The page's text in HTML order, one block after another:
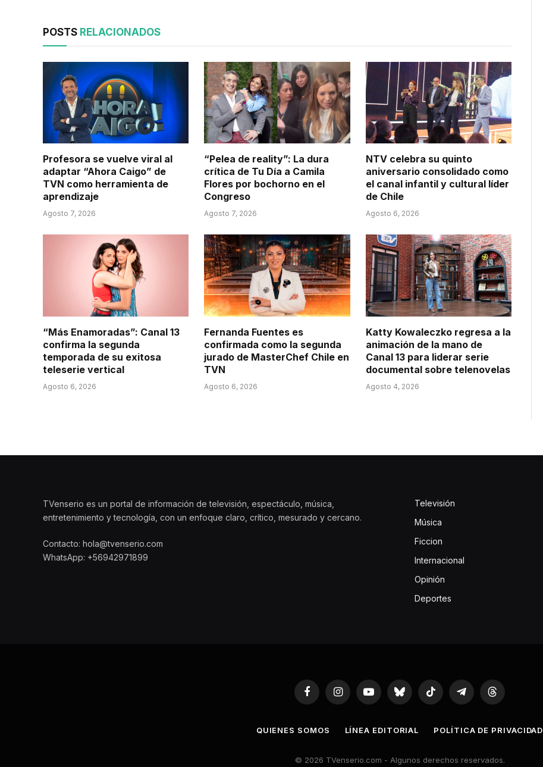
POSTS RELACIONADOS
Profesora se vuelve viral al
adaptar “Ahora Caigo” de
TVN como herramienta de
aprendizaje
Agosto 7, 2026
“Pelea de reality”: La dura
crítica de Tu Día a Camila
Flores por bochorno en el
Congreso
Agosto 7, 2026
NTV celebra su quinto
aniversario consolidado como
el canal infantil y cultural líder
de Chile
Agosto 6, 2026
“Más Enamoradas”: Canal 13
confirma la segunda
temporada de su exitosa
teleserie vertical
Agosto 6, 2026
Fernanda Fuentes es
confirmada como la segunda
jurado de MasterChef Chile en
TVN
Agosto 6, 2026
Katty Kowaleczko regresa a la
animación de la mano de
Canal 13 para liderar serie
documental sobre telenovelas
Agosto 4, 2026
TVenserio es un portal de información de televisión, espectáculo, música,
entretenimiento y tecnología, con un enfoque claro, crítico, mesurado y cercano.
Contacto: hola@tvenserio.com
WhatsApp: +56942971899
Televisión
Música
Ficcion
Internacional
Opinión
Deportes
FacebookInstagramYouTubeBluesky TikTok TelegramThreads
QUIENES SOMOS LÍNEA EDITORIAL POLÍTICA DE PRIVACIDAD
© 2026 TVenserio.com - Algunos derechos reservados.